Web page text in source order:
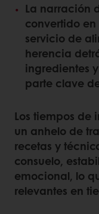
La narración
convertido
servicio de
herencia
ingredientes
parte clave
Los tiempos de
un anhelo de
recetas y
consuelo,
emocional, lo
relevantes en